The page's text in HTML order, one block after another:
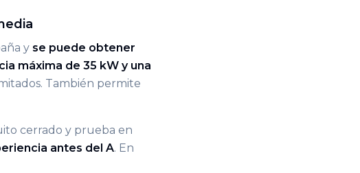
y se puede obtener
máxima de 35 kW y una
También permite
cerrado y prueba en
antes del A. En